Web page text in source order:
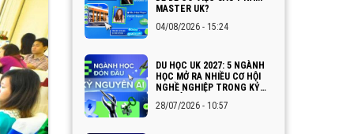
MASTER UK?
04/08/2026 - 15:24
DU HỌC UK 2027: 5 NGÀNH
HỌC MỞ RA NHIỀU CƠ HỘI
NGHỀ NGHIỆP TRONG KỶ
28/07/2026 - 10:57